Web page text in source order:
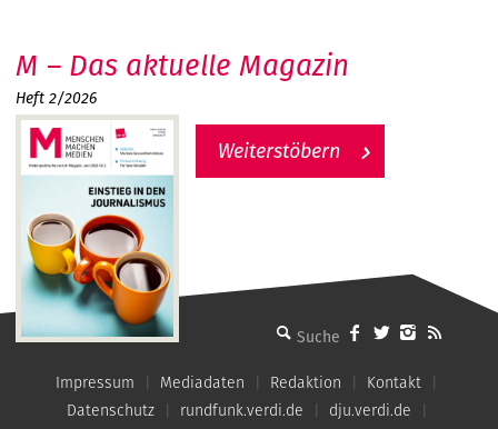
MMM - Menschen machen Medien
M – Das aktuelle Magazin
Heft 2/2026
Weiterstöbern
Impressum Mediadaten Redaktion
Kontakt
Datenschutz
rundfunk.verdi.de
dju.verdi.de